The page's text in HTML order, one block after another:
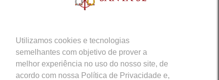
Utilizamos cookies e tecnologias
semelhantes com objetivo de prover a
melhor experiência no uso do nosso site, de
acordo com nossa Política de Privacidade e,